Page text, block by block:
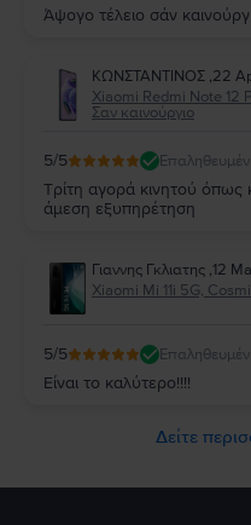
Άψογο τέλειο σάν
ΚΩΝΣΤΑΝΤΙΝΟΣ ,22
Xiaomi Redmi Note 12
Σαν καινούργιο
5/5
Τρίτη αγορά κινητού όπως
άμεση εξυπηρέτηση
Γιαννης Γκλιατης ,12
Xiaomi Mi 11i 5G,
5/5
Είναι το καλύτερο!!!!
Δείτε